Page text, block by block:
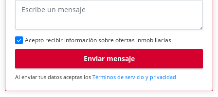
Acepto recibir información sobre ofertas inmobiliarias
Enviar mensaje
Al enviar tus datos aceptas los Términos de servicio y privacidad